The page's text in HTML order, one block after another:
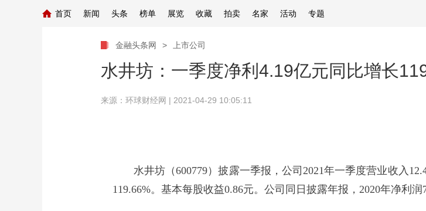
首页 新闻 头条 榜单 展览 收藏 拍卖 名家 活动 专题
金融头条网 > 上市公司
水井坊：一季度净利4.19亿元同比增长
来源： 环球财经网 | 2021-04-29 10:05:11
水井坊（600779）披露一季报，公司2021年一季度营业收入
119.66%。基本每股收益0.86元。公司同日披露年报，2020年净利润